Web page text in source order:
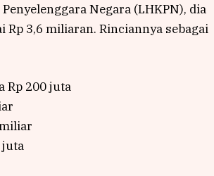
Negara (LHKPN), dia
3,6 miliaran. Rinciannya sebagai
Rp 200 juta
juta